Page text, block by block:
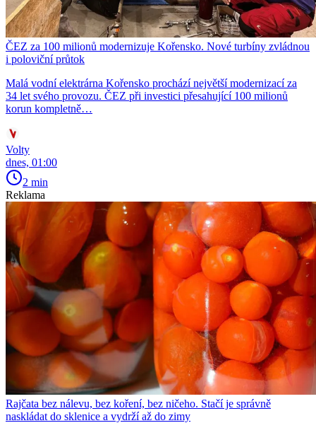
ČEZ za 100 milionů modernizuje Kořensko. Nové turbíny zvládnou
i poloviční průtok
Malá vodní elektrárna Kořensko prochází největší modernizací za
34 let svého provozu. ČEZ při investici přesahující 100 milionů
korun kompletně…
Volty
dnes, 01:00
2 min
Reklama
Rajčata bez nálevu, bez koření, bez ničeho. Stačí je správně
naskládat do sklenice a vydrží až do zimy